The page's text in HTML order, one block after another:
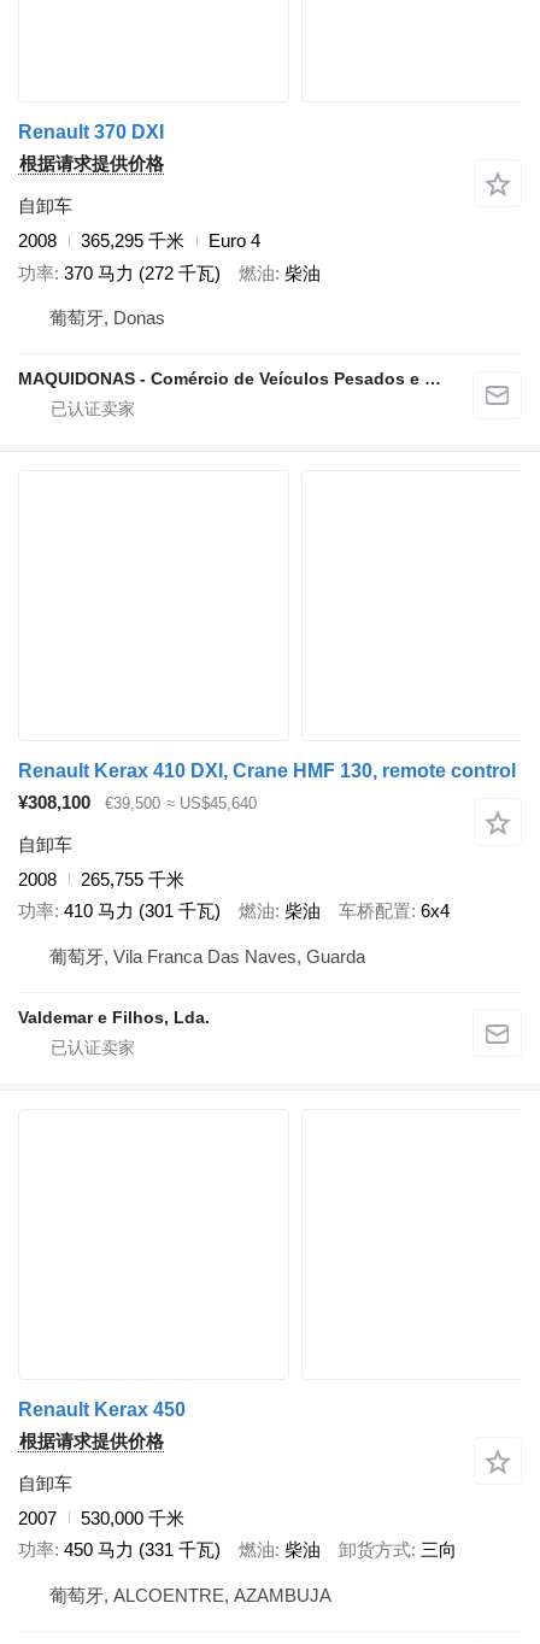
Renault 370 DXI
根据请求提供价格
自卸车
2008
365,295 千米
Euro 4
功率 370 马力 (272 千瓦) 燃油 柴油
葡萄牙, Donas
MAQUIDONAS - Comércio de Veículos Pesados e Ligeiros, Lda.
Renault Kerax 410 DXI, Crane HMF 130, remote control
¥308,100
€39,500 ≈ US$45,640
自卸车
2008
265,755 千米
功率 410 马力 (301 千瓦) 燃油 柴油 车桥配置 6x4
葡萄牙, Vila Franca Das Naves, Guarda
Valdemar e Filhos, Lda.
Renault Kerax 450
根据请求提供价格
自卸车
2007
530,000 千米
功率 450 马力 (331 千瓦) 燃油 柴油 卸货方式 三向
葡萄牙, ALCOENTRE, AZAMBUJA